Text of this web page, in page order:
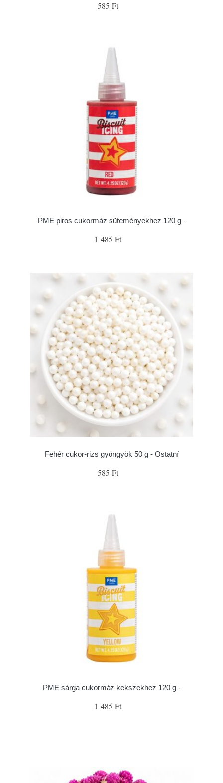
585 Ft
PME piros cukormáz süteményekhez 120 g -
1 485 Ft
Fehér cukor-rizs gyöngyök 50 g - Ostatní
585 Ft
PME sárga cukormáz kekszekhez 120 g -
1 485 Ft